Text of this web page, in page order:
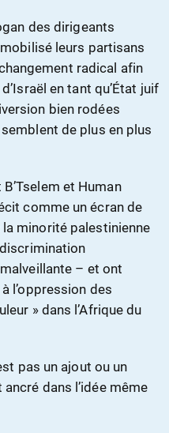
des dirigeants
leurs partisans
radical afin
en tant qu’État juif
bien rodées
de plus en plus
et Human
comme un écran de
minorité palestinienne
– et ont
l’oppression des
» dans l’Afrique du
pas un ajout ou un
dans l’idée même